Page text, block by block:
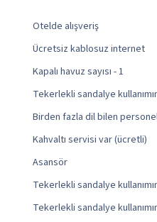
Otelde alışveriş
Ücretsiz kablosuz internet
Kapalı havuz sayısı - 1
Tekerlekli sandalye
Birden fazla dil bilen
Kahvaltı servisi var (ücretli)
Asansör
Tekerlekli sandalye
Tekerlekli sandalye